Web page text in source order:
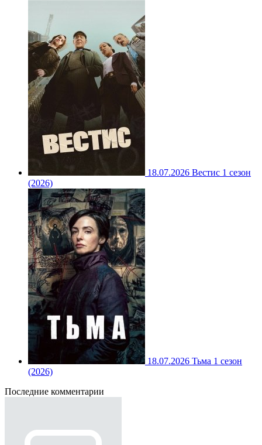
18.07.2026 Вестис 1 сезон
(2026)
18.07.2026 Тьма 1 сезон
(2026)
Последние комментарии